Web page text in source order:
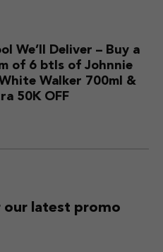
We’ll Deliver – Buy a
of 6 btls of Johnnie
Walker 700ml &
50K OFF
our latest promo